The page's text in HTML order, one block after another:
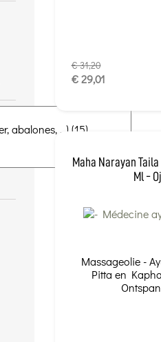
€ 31,20
€ 29,01
Maha Narayan
Ml -
Massageolie -
Pitta en